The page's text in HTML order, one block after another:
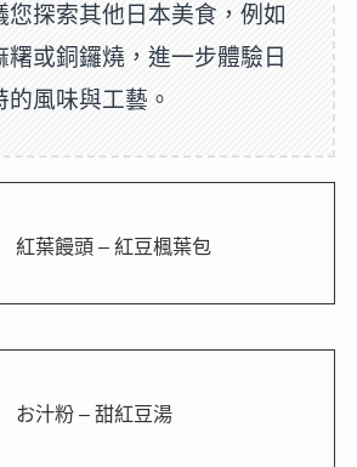
您探索其他日本美食，例如
糬或銅鑼燒，進一步體驗日
風味與工藝。
紅葉饅頭 – 紅豆楓葉包
お汁粉 – 甜紅豆湯